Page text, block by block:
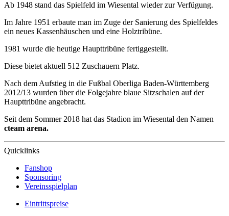
Ab 1948 stand das Spielfeld im Wiesental wieder zur Verfügung.
Im Jahre 1951 erbaute man im Zuge der Sanierung des Spielfeldes
ein neues Kassenhäuschen und eine Holztribüne.
1981 wurde die heutige Haupttribüne fertiggestellt.
Diese bietet aktuell 512 Zuschauern Platz.
Nach dem Aufstieg in die Fußbal Oberliga Baden-Württemberg
2012/13 wurden über die Folgejahre blaue Sitzschalen auf der
Haupttribüne angebracht.
Seit dem Sommer 2018 hat das Stadion im Wiesental den Namen
cteam arena.
Quicklinks
Fanshop
Sponsoring
Vereinsspielplan
Eintrittspreise